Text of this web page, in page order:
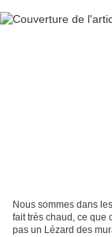
Nous sommes dans
fait très chaud, ce que
pas un Lézard des